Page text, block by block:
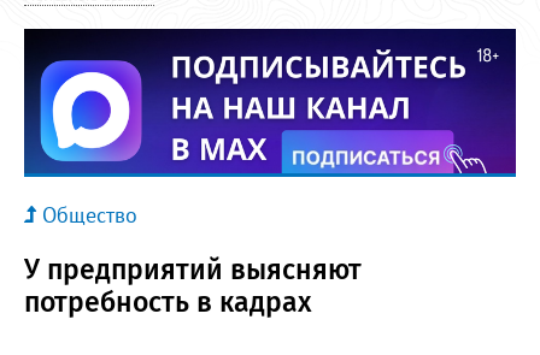
Общество
У предприятий выясняют
потребность в кадрах